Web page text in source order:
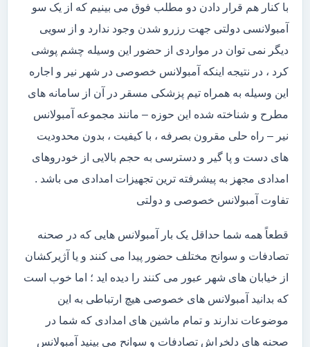
با کنار هم قرار دادن دو مطلب فوق می بینیم که از یک سو
آمبولانسی دولتی جهت رزرو شدن وجود ندارد و از سویی
دیگر نمی توان در مواردی از حضور این وسیله چشم پوشی
کرد ، در نتیجه اینکه آمبولانس خصوصی در شهر نیر و اجاره
این وسیله به همراه تیم پزشکی مسقر در آن از سامانه های
مطرح و شناخته شده این حوزه – مانند مجموعه آمبولانس
نیر – راه حلی مقرون بصرفه ، با کیفیت ، بدون محدودیت
های دست و پا گیر و دسترسی به حجم بالایی از خودروهای
امدادی مجهز به پیشرفته ترین تجهیزات امدادی می باشد .
تفاوت آمبولانس خصوصی و دولتی
قطعاً همه شما حداقل یک بار آمبولانس هایی که در صحنه
تصادفات و سوانح مختلف حضور پیدا می کنند و یا آژیرکشان
از خیابان های شهر عبور می کنند را دیده اید ؛ اما خوب است
که بدانید آمبولانس های خصوصی هیچ ارتباطی به این
موضوعات ندارند و تمام ماشین های امدادی که شما در
صحنه های دلخراش تصادفات و سوانح می بینید آمبولانس